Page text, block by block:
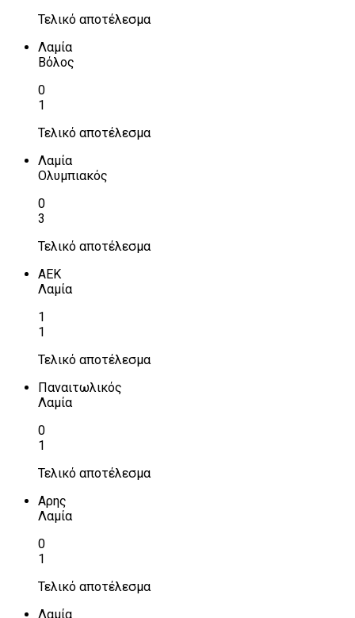
Τελικό αποτέλεσμα
Λαμία
Βόλος
0
1
Τελικό αποτέλεσμα
Λαμία
Ολυμπιακός
0
3
Τελικό αποτέλεσμα
ΑΕΚ
Λαμία
1
1
Τελικό αποτέλεσμα
Παναιτωλικός
Λαμία
0
1
Τελικό αποτέλεσμα
Αρης
Λαμία
0
1
Τελικό αποτέλεσμα
Λαμία